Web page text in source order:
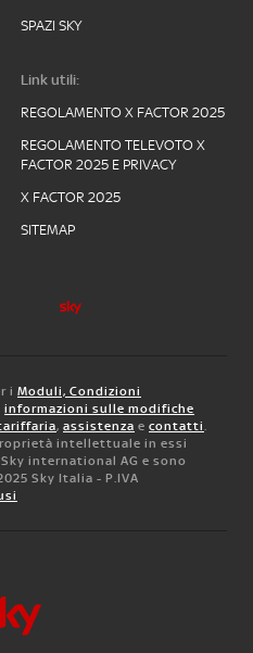
SPAZI SKY
Link utili:
REGOLAMENTO X FACTOR 2025
REGOLAMENTO TELEVOTO X
FACTOR 2025 E PRIVACY
X FACTOR 2025
SITEMAP
i Moduli, Condizioni
informazioni sulle modifiche
, assistenza e contatti.
intellettuale in essi
international AG e sono
Sky Italia - P.IVA